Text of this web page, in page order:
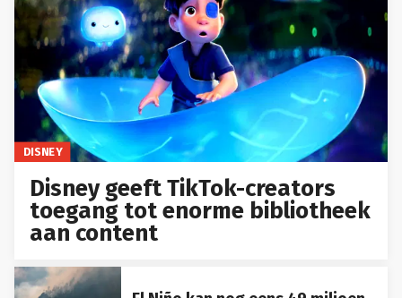
DISNEY
Disney geeft TikTok-creators
toegang tot enorme bibliotheek
aan content